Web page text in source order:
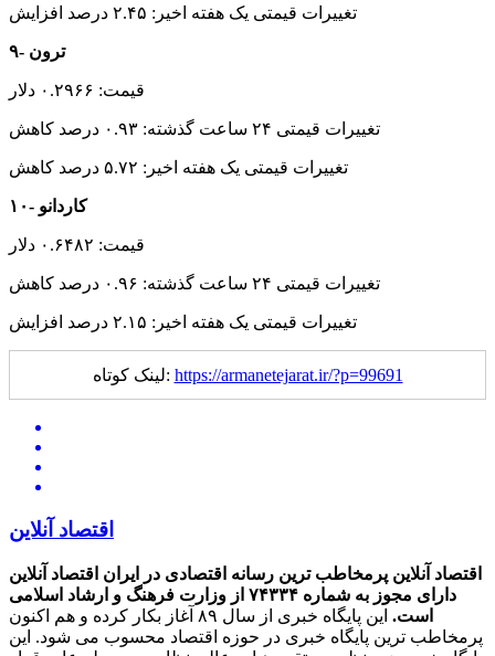
تغییرات قیمتی یک هفته اخیر: ۲.۴۵ درصد افزایش
۹- ترون
قیمت: ۰.۲۹۶۶ دلار
تغییرات قیمتی ۲۴ ساعت گذشته: ۰.۹۳ درصد کاهش
تغییرات قیمتی یک هفته اخیر: ۵.۷۲ درصد کاهش
۱۰- کاردانو
قیمت: ۰.۶۴۸۲ دلار
تغییرات قیمتی ۲۴ ساعت گذشته: ۰.۹۶ درصد کاهش
تغییرات قیمتی یک هفته اخیر: ۲.۱۵ درصد افزایش
لینک کوتاه: https://armanetejarat.ir/?p=99691
اقتصاد آنلاین
اقتصاد آنلاین پرمخاطب ترین رسانه اقتصادی در ایران اقتصاد آنلاین
دارای مجوز به شماره ۷۴۳۳۴ از وزارت فرهنگ و ارشاد اسلامی
است.
این پایگاه خبری از سال ۸۹ آغاز بکار کرده و هم اکنون
پرمخاطب ترین پایگاه خبری در حوزه اقتصاد محسوب می شود. این